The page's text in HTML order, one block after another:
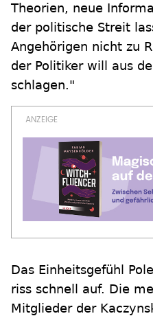
Theorien, neue
der politische Streit
Angehörigen nicht zu
der Politiker will aus
schlagen."
Das Einheitsgefühl
riss schnell auf. Die
Mitglieder der